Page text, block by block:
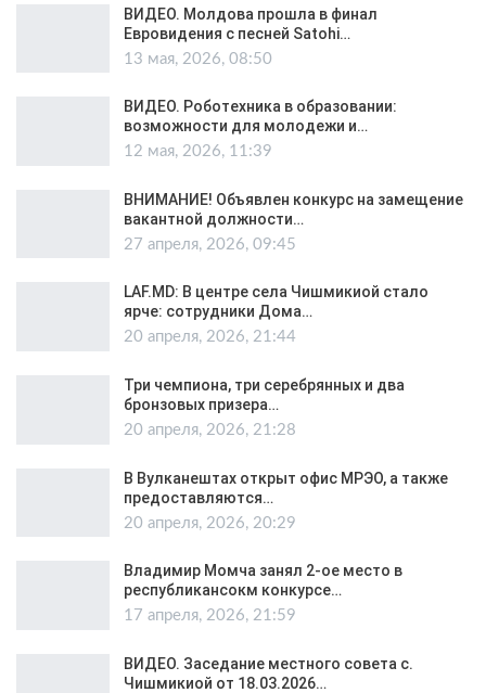
ВИДЕО. Молдова прошла в финал
Евровидения с песней Satohi…
13 мая, 2026, 08:50
ВИДЕО. Роботехника в образовании:
возможности для молодежи и…
12 мая, 2026, 11:39
ВНИМАНИЕ! Объявлен конкурс на замещение
вакантной должности…
27 апреля, 2026, 09:45
LAF.MD: В центре села Чишмикиой стало
ярче: сотрудники Дома…
20 апреля, 2026, 21:44
Три чемпиона, три серебрянных и два
бронзовых призера…
20 апреля, 2026, 21:28
В Вулканештах открыт офис МРЭО, а также
предоставляются…
20 апреля, 2026, 20:29
Владимир Момча занял 2-ое место в
республикансокм конкурсе…
17 апреля, 2026, 21:59
ВИДЕО. Заседание местного совета с.
Чишмикиой от 18.03.2026…